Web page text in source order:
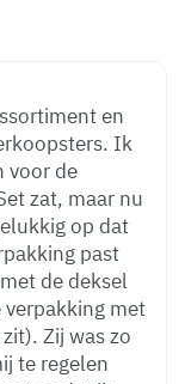
en
Ik
voor de
zat, maar nu
op dat
past
de deksel
met
Zij was zo
te regelen